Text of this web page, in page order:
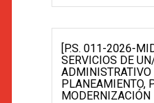
[P.S. 011-2026-
SERVICIOS DE
PLANEAMIENTO,
MODERNIZACIÓN